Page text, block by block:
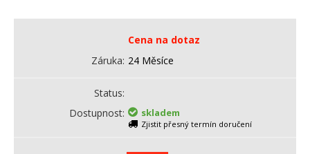
Cena na dotaz
Záruka 24 Měsíce
Status
Dostupnost
skladem
Zjistit přesný termín doručení